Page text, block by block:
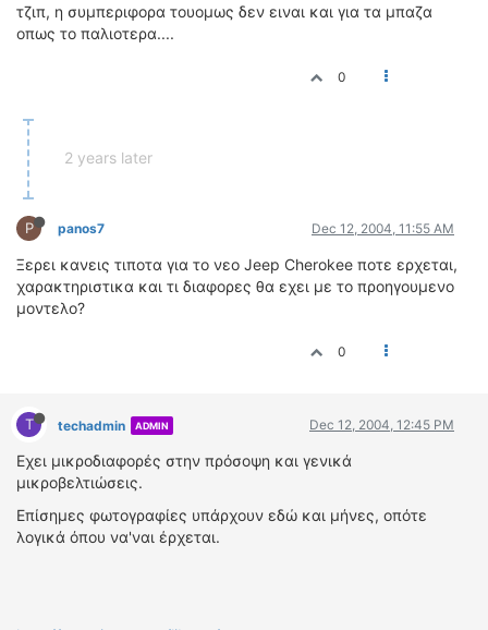
τζιπ, η συμπεριφορα τουομως δεν ειναι και για τα μπαζα
οπως το παλιοτερα....
0
2 years later
P panos7 Dec 12, 2004, 11:55 AM
Ξερει κανεις τιποτα για το νεο Jeep Cherokee ποτε ερχεται,
χαρακτηριστικα και τι διαφορες θα εχει με το προηγουμενο
μοντελο?
0
T techadmin ADMIN Dec 12, 2004, 12:45 PM
Εχει μικροδιαφορές στην πρόσοψη και γενικά
μικροβελτιώσεις.
Επίσημες φωτογραφίες υπάρχουν εδώ και μήνες, οπότε
λογικά όπου να'ναι έρχεται.